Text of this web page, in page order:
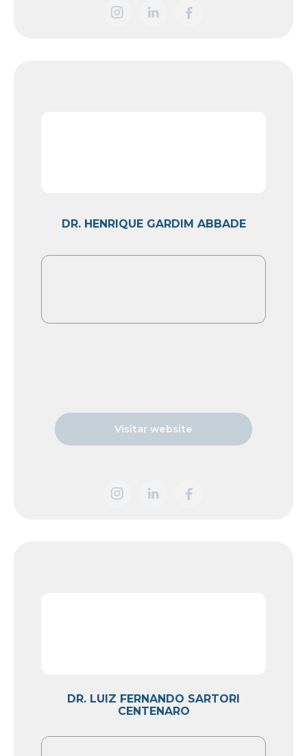
DR. HENRIQUE GARDIM ABBADE
Visitar website
DR. LUIZ FERNANDO SARTORI
CENTENARO